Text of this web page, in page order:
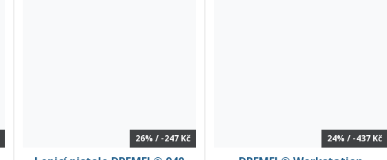
26% / -247 Kč 24% / -437 Kč